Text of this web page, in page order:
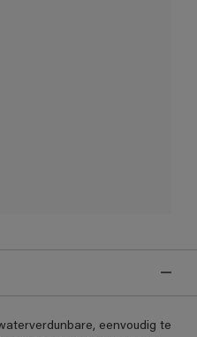
eenvoudig te